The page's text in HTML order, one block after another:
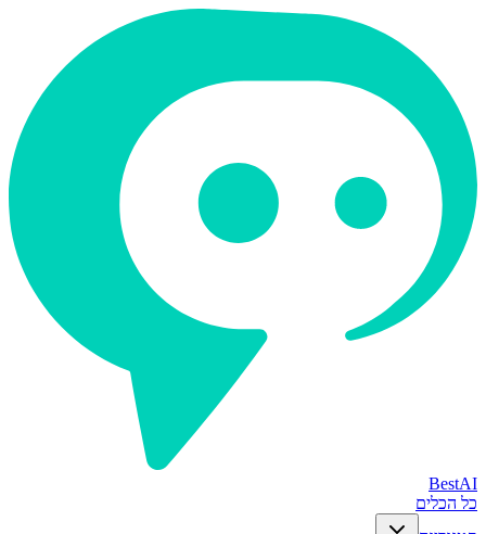
BestAI
כל הכלים